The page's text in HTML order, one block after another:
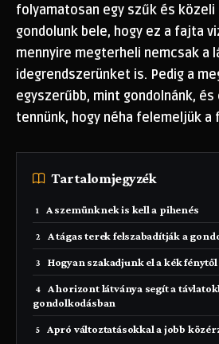
folyamatosan egy szűk és
gondolunk bele, hogy ez a fajta
mennyire megterheli nemcsak a
idegrendszerünket is. Pedig a
egyszerűbb, mint gondolnánk, és
tennünk, hogy néha felemeljük a
Tartalomjegyzék
A szemünknek is kell a pihenés
A tágas terek felszabadítják a
Hogyan szakadjunk el a kék
A horizont látványa segít a
gondolkodásban
Apró változtatásokkal a jobb